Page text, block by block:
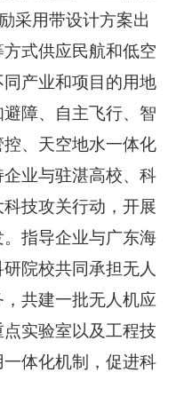
采用带设计方案出
式供应民航和低空
产业和项目的用地
障、自主飞行、智
、天空地水一体化
业与驻湛高校、科
技攻关行动，开展
指导企业与广东海
院校共同承担无人
共建一批无人机应
实验室以及工程技
体化机制，促进科